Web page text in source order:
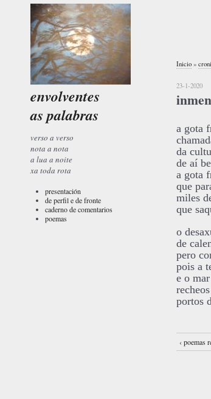
envolventes
as palabras
verso a verso
nota a nota
a lua a noite
xa toda rota
presentación
de perfil e de fronte
caderno de comentarios
poemas
Inicio »
23-1-2020
a gota
da
de aí
a gota
que
miles
que
o
de
pero
pois a
e o
portos
‹ poemas